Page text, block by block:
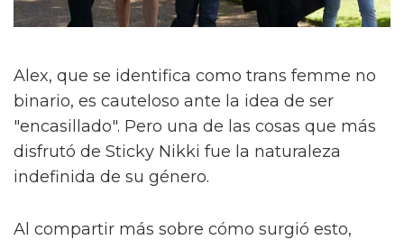
Alex, que se identifica como trans femme no
binario, es cauteloso ante la idea de ser
"encasillado". Pero una de las cosas que más
disfrutó de Sticky Nikki fue la naturaleza
indefinida de su género.
Al compartir más sobre cómo surgió esto,